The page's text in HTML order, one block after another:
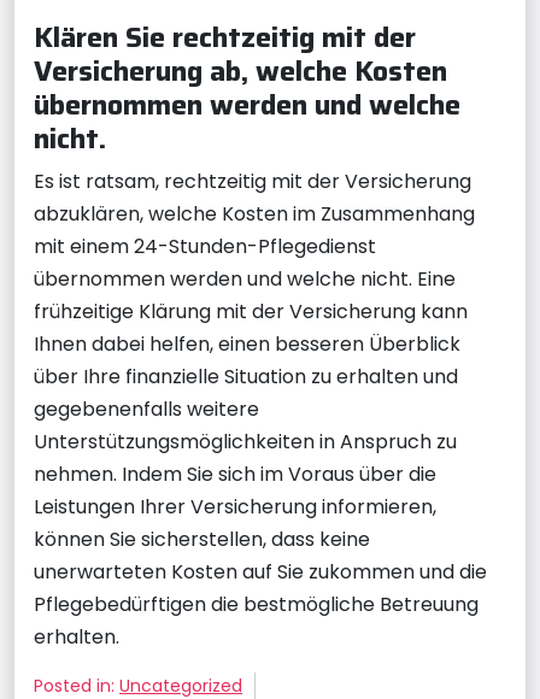
Klären Sie rechtzeitig mit der
Versicherung ab, welche Kosten
übernommen werden und welche
nicht.
Es ist ratsam, rechtzeitig mit der Versicherung
abzuklären, welche Kosten im Zusammenhang
mit einem 24-Stunden-Pflegedienst
übernommen werden und welche nicht. Eine
frühzeitige Klärung mit der Versicherung kann
Ihnen dabei helfen, einen besseren Überblick
über Ihre finanzielle Situation zu erhalten und
gegebenenfalls weitere
Unterstützungsmöglichkeiten in Anspruch zu
nehmen. Indem Sie sich im Voraus über die
Leistungen Ihrer Versicherung informieren,
können Sie sicherstellen, dass keine
unerwarteten Kosten auf Sie zukommen und die
Pflegebedürftigen die bestmögliche Betreuung
erhalten.
Posted in: Uncategorized